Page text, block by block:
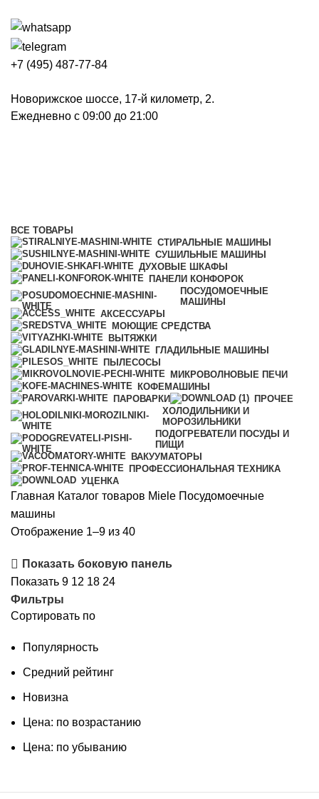
+7 (495) 487-77-84
Новорижское шоссе, 17-й километр, 2.
Ежедневно с 09:00 до 21:00
ВСЕ ТОВАРЫ
СТИРАЛЬНЫЕ МАШИНЫ
СУШИЛЬНЫЕ МАШИНЫ
ДУХОВЫЕ ШКАФЫ
ПАНЕЛИ КОНФОРОК
ПОСУДОМОЕЧНЫЕ
МАШИНЫ
АКСЕССУАРЫ
МОЮЩИЕ СРЕДСТВА
ВЫТЯЖКИ
ГЛАДИЛЬНЫЕ МАШИНЫ
ПЫЛЕСОСЫ
МИКРОВОЛНОВЫЕ ПЕЧИ
КОФЕМАШИНЫ
ПАРОВАРКИ
ПРОЧЕЕ
ХОЛОДИЛЬНИКИ И
МОРОЗИЛЬНИКИ
ПОДОГРЕВАТЕЛИ ПОСУДЫ И
ПИЩИ
ВАКУУМАТОРЫ
ПРОФЕССИОНАЛЬНАЯ ТЕХНИКА
УЦЕНКА
Главная Каталог товаров Miele Посудомоечные
машины
Отображение 1–9 из 40Цены:
возрастанию
Показать боковую панель
Показать 9 12 18 24
Фильтры
Сортировать по
Популярность
Средний рейтинг
Новизна
Цена: по возрастанию
Цена: по убыванию